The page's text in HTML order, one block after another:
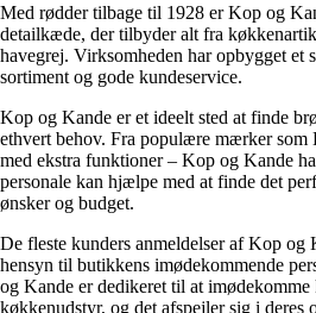
Med rødder tilbage til 1928 er Kop og
detailkæde, der tilbyder alt fra
havegrej. Virksomheden har opbygget et
sortiment og gode kundeservice.
Kop og Kande er et ideelt sted at finde
ethvert behov. Fra populære mærker som
med ekstra funktioner – Kop og Kande
personale kan hjælpe med at finde det
ønsker og budget.
De fleste kunders anmeldelser af Kop og
hensyn til butikkens imødekommende
og Kande er dedikeret til at
køkkenudstyr, og det afspejler sig i deres